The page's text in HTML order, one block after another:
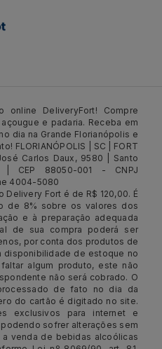
online DeliveryFort! Compre
e padaria. Receba em
dia na Grande Florianópolis e
FLORIANÓPOLIS | SC | FORT
Carlos Daux, 9580 | Santo
CEP 88050-001 - CNPJ
4004-5080
Fort é de R$ 120,00. É
de 8% sobre os valores dos
e à preparação adequada
de sua compra poderá ser
por conta dos produtos de
disponibilidade de estoque no
algum produto, este não
não será cobrado. O
de fato no dia da
do cartão é digitado no site.
exclusivos para internet e
sofrer alterações sem
venda de bebidas alcoólicas